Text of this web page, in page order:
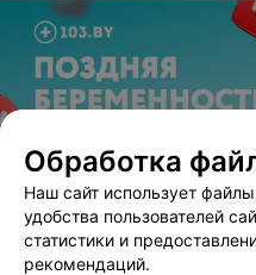
ЭФФЕКТИВНАЯ РЕКЛАМА НА
Обработка
Наш сайт использует
удобства пользователей
статистики и
рекомендаций.